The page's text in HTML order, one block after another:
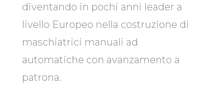
diventando in pochi anni leader a
livello Europeo nella costruzione di
maschiatrici manuali ad
automatiche con avanzamento a
patrona.